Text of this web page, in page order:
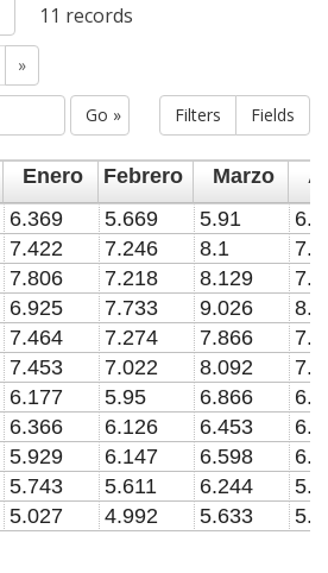
11 records
»
Filters Fields
Go »
Enero Febrero Marzo
6.369 5.669 5.91
7.422 7.246 8.1
7.806 7.218 8.129
6.925 7.733 9.026
7.464 7.274 7.866
7.453 7.022 8.092
6.177 5.95 6.866
6.366 6.126 6.453
5.929 6.147 6.598
5.743 5.611 6.244
5.027 4.992 5.633